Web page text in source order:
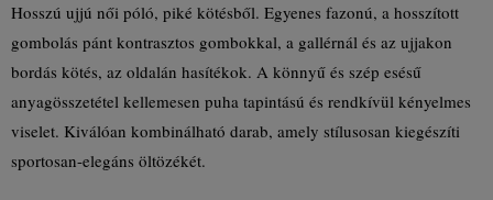
Hosszú ujjú női póló, piké kötésből. Egyenes fazonú, a hosszított
gombolás pánt kontrasztos gombokkal, a gallérnál és az ujjakon
bordás kötés, az oldalán hasítékok. A könnyű és szép esésű
anyagösszetétel kellemesen puha tapintású és rendkívül kényelmes
viselet. Kiválóan kombinálható darab, amely stílusosan kiegészíti
sportosan-elegáns öltözékét.